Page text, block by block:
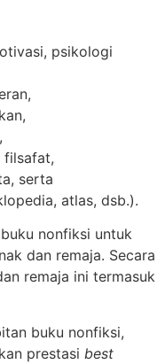
psikologi
filsafat,
serta
atlas, dsb.).
nonfiksi untuk
dan remaja. Secara
remaja ini termasuk
buku nonfiksi,
prestasi best